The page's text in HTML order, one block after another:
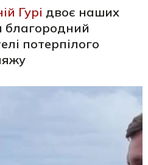
Гурі двоє наших
благородний
потерпілого